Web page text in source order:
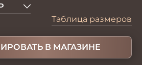
Таблица размеров
В МАГАЗИНЕ